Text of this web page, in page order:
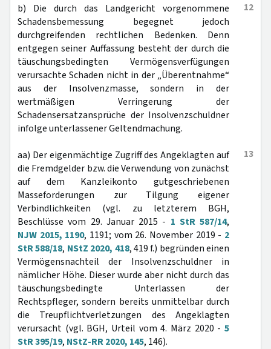
12
b) Die durch das Landgericht vorgenommene
Schadensbemessung begegnet jedoch
durchgreifenden rechtlichen Bedenken. Denn
entgegen seiner Auffassung besteht der durch die
täuschungsbedingten Vermögensverfügungen
verursachte Schaden nicht in der „Überentnahme“
aus der Insolvenzmasse, sondern in der
wertmäßigen Verringerung der
Schadensersatzansprüche der Insolvenzschuldner
infolge unterlassener Geltendmachung.
13
aa) Der eigenmächtige Zugriff des Angeklagten auf
die Fremdgelder bzw. die Verwendung von zunächst
auf dem Kanzleikonto gutgeschriebenen
Masseforderungen zur Tilgung eigener
Verbindlichkeiten (vgl. zu letzterem BGH,
Beschlüsse vom 29. Januar 2015 - 1 StR 587/14,
NJW 2015, 1190, 1191; vom 26. November 2019 - 2
StR 588/18, NStZ 2020, 418, 419 f.) begründen einen
Vermögensnachteil der Insolvenzschuldner in
nämlicher Höhe. Dieser wurde aber nicht durch das
täuschungsbedingte Unterlassen der
Rechtspfleger, sondern bereits unmittelbar durch
die Treupflichtverletzungen des Angeklagten
verursacht (vgl. BGH, Urteil vom 4. März 2020 - 5
StR 395/19, NStZ-RR 2020, 145, 146).